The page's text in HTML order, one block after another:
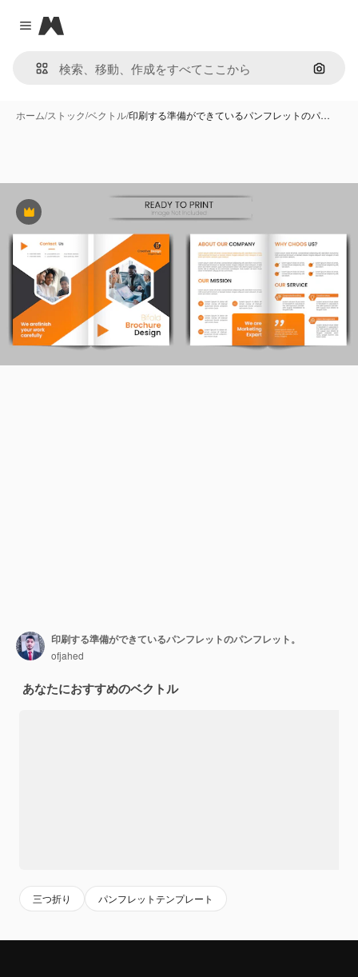
Close menu
Magnific
画像で
ホーム/ストック/ベクトル/印刷する準備ができているパンフレットのパ…
Premium
印刷する準備ができているパンフレットのパンフレット。
ofjahed
あなたにおすすめのベクトル
三つ折り パンフレットテンプレート